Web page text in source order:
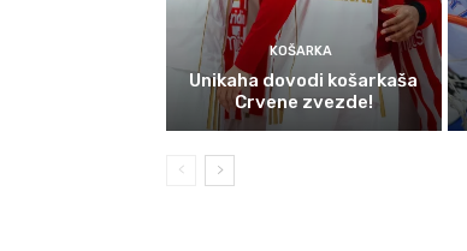
KOŠARKA
Unikaha dovodi košarkaša
Crvene zvezde!